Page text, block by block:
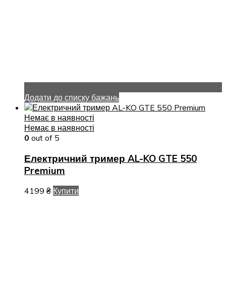
Додати до списку бажань
Немає в наявності
Немає в наявності
0 out of 5
Електричний тример AL-KO GTE 550
Premium
4199 ₴ Купити